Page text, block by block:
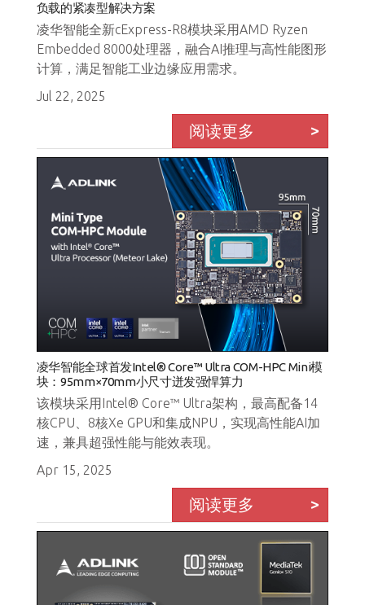
负载的紧凑型解决方案
凌华智能全新cExpress-R8模块采用AMD Ryzen
Embedded 8000处理器，融合AI推理与高性能图形
计算，满足智能工业边缘应用需求。
Jul 22, 2025
阅读更多
凌华智能全球首发Intel® Core™ Ultra COM-HPC Mini模
块：95mm×70mm小尺寸迸发强悍算力
该模块采用Intel® Core™ Ultra架构，最高配备14
核CPU、8核Xe GPU和集成NPU，实现高性能AI加
速，兼具超强性能与能效表现。
Apr 15, 2025
阅读更多